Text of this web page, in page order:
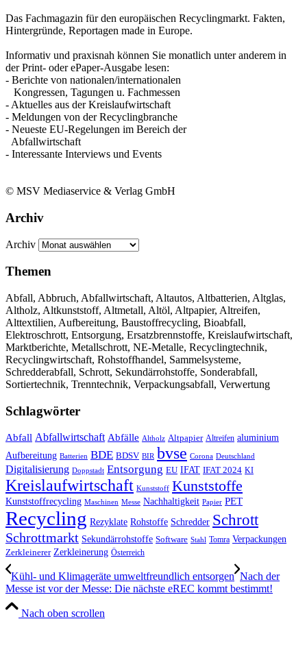
Das Fachmagazin für den europäischen Recyclingmarkt. Fakten,
Hintergründe, Reportagen made in Europe.
Informativ und praxisnah können Sie monatlich unter anderem in
der Print- oder ePaper-Ausgabe lesen:
- Berichte von nationalen/internationalen
Kongressen, Tagungen u. Fachmessen
- Aktuelles aus der Kreislaufwirtschaft
- Meldungen von der Recyclingbranche
- Neueste EU-Regelungen im Bereich der
Abfallwirtschaft
- Interessante Interviews und Events
© MSV Mediaservice & Verlag GmbH
Archiv
Archiv
Themen
Abfall, Abbruch, Abfallwirtschaft, Altautos, Altbatterien, Altglas,
Altholz, Altkunststoff, Altmetall, Altöl, Altpapier, Altreifen,
Alttextilien, Aufbereitung, Baustoffrecycling, Bioabfall,
Elektroschrott, Entsorgung, Ersatzbrennstoffe, Kreislaufwirtschaft,
Marktberichte, Metallschrott, NE-Metalle, Recyclingtechnik,
Recyclingwirtschaft, Rohstoffhandel, Sammelsysteme,
Schredderabfall, Schrott, Sekundärrohstoffe, Sonderabfall,
Sortiertechnik, Trenntechnik, Verpackungsabfall, Verwertung
Schlagwörter
Abfall Abfallwirtschaft Abfälle Altholz Altpapier Altreifen aluminium
Aufbereitung Batterien BDE BDSV BIR bvse Corona Deutschland
Digitalisierung Doppstadt Entsorgung EU IFAT IFAT 2024 KI
Kreislaufwirtschaft Kunststoff Kunststoffe
Kunststoffrecycling Maschinen Messe Nachhaltigkeit Papier PET
Recycling Rezyklate Rohstoffe Schredder Schrott
Schrottmarkt Sekundärrohstoffe Software Stahl Tomra Verpackungen
Zerkleinerer Zerkleinerung Österreich
Kühl- und Klimageräte umweltfreundlich entsorgen Nach der
Messe ist vor der Messe: Die nächste eREC kommt bestimmt!
Nach oben scrollen